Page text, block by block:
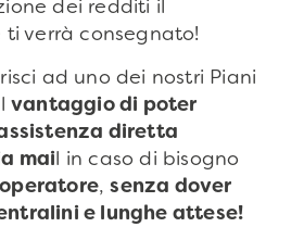
dei redditi il
verrà consegnato!
ad uno dei nostri Piani
vantaggio di poter
diretta
mail in caso di bisogno
,senza dover
e lunghe attese!